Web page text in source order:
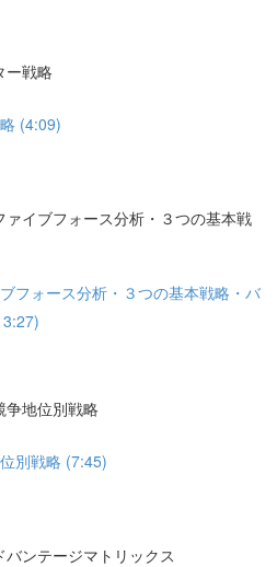
戦略
(4:09)
イブフォース分析・３つの基本戦
フォース分析・３つの基本戦略・バ
地位別戦略
別戦略 (7:45)
ンテージマトリックス